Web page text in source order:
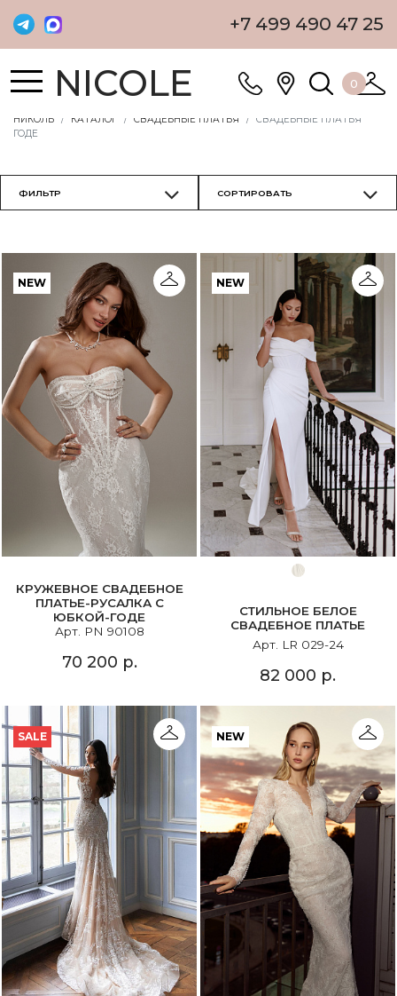
+7 499 490 47 25
NICOLE 0
НИКОЛЬ КАТАЛОГ СВАДЕБНЫЕ ПЛАТЬЯ
СВАДЕБНЫЕ ПЛАТЬЯ
ГОДЕ
NEW
КРУЖЕВНОЕ СВАДЕБНОЕ
ПЛАТЬЕ-РУСАЛКА С
ЮБКОЙ-ГОДЕ
Арт. PN 90108
70 200 р.
NEW
СТИЛЬНОЕ БЕЛОЕ
СВАДЕБНОЕ ПЛАТЬЕ
Арт. LR 029-24
82 000 р.
SALE NEW